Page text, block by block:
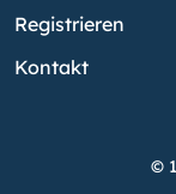
Registrieren
Kontakt
©